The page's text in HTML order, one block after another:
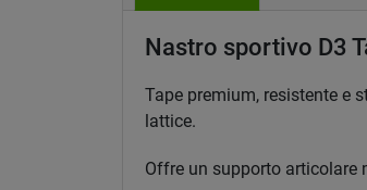
Nastro sportivo D3
Tape premium, resistente e
lattice.
Offre un supporto articolare